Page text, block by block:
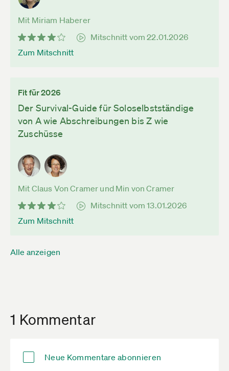
Mit Miriam Haberer
Mitschnitt vom 22.01.2026
Zum Mitschnitt
Fit für 2026
Der Survival-Guide für Soloselbstständige
von A wie Abschreibungen bis Z wie
Zuschüsse
Mit Claus Von Cramer und Min von Cramer
Mitschnitt vom 13.01.2026
Zum Mitschnitt
Alle anzeigen
1 Kommentar
Neue Kommentare abonnieren